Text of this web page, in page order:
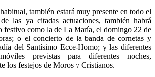
también estará muy presente en todo el
las ya citadas actuaciones, también habrá
festivo como la de La María, el domingo 22 de
o el concierto de la banda de cornetas y
del Santísimo Ecce-Homo; y las diferentes
previstas para diferentes noches,
los festejos de Moros y Cristianos.